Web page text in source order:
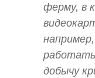
ферму, в
добычу